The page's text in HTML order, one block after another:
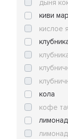
дыня
киви
кислое
кола
кофе